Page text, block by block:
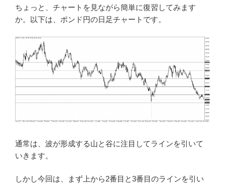
ちょっと、チャートを見ながら簡単に復習してみます
か。以下は、ポンド円の日足チャートです。
通常は、波が形成する山と谷に注目してラインを引いて
いきます。
しかし今回は、まず上から2番目と3番目のラインを引い